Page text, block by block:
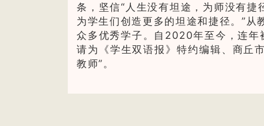
条，坚信“人生没有坦途，为师没有
为学生们创造更多的坦途和捷径。”
众多优秀学子。自2020年至今，连年
请为《学生双语报》特约编辑、商丘
教师”。